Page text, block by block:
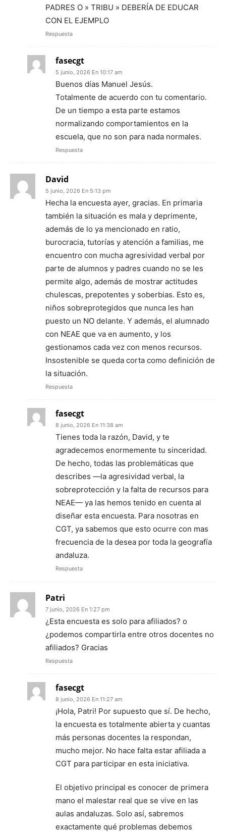
PADRES O » TRIBU » DEBERÍA DE EDUCAR
CON EL EJEMPLO
Respuesta
fasecgt
5 junio, 2026 En 10:17 am
Buenos días Manuel Jesús.
Totalmente de acuerdo con tu comentario.
De un tiempo a esta parte estamos
normalizando comportamientos en la
escuela, que no son para nada normales.
Respuesta
David
5 junio, 2026 En 5:13 pm
Hecha la encuesta ayer, gracias. En primaria
también la situación es mala y deprimente,
además de lo ya mencionado en ratio,
burocracia, tutorías y atención a familias, me
encuentro con mucha agresividad verbal por
parte de alumnos y padres cuando no se les
permite algo, además de mostrar actitudes
chulescas, prepotentes y soberbias. Esto es,
niños sobreprotegidos que nunca les han
puesto un NO delante. Y además, el alumnado
con NEAE que va en aumento, y los
gestionamos cada vez con menos recursos.
Insostenible se queda corta como definición de
la situación.
Respuesta
fasecgt
8 junio, 2026 En 11:38 am
Tienes toda la razón, David, y te
agradecemos enormemente tu sinceridad.
De hecho, todas las problemáticas que
describes —la agresividad verbal, la
sobreprotección y la falta de recursos para
NEAE— ya las hemos tenido en cuenta al
diseñar esta encuesta. Para nosotras en
CGT, ya sabemos que esto ocurre con mas
frecuencia de la desea por toda la geografía
andaluza.
Respuesta
Patri
7 junio, 2026 En 1:27 pm
¿Esta encuesta es solo para afiliados? o
¿podemos compartirla entre otros docentes no
afiliados? Gracias
Respuesta
fasecgt
8 junio, 2026 En 11:27 am
¡Hola, Patri! Por supuesto que sí. De hecho,
la encuesta es totalmente abierta y cuantas
más personas docentes la respondan,
mucho mejor. No hace falta estar afiliada a
CGT para participar en esta iniciativa.
El objetivo principal es conocer de primera
mano el malestar real que se vive en las
aulas andaluzas. Solo así, sabremos
exactamente qué problemas debemos